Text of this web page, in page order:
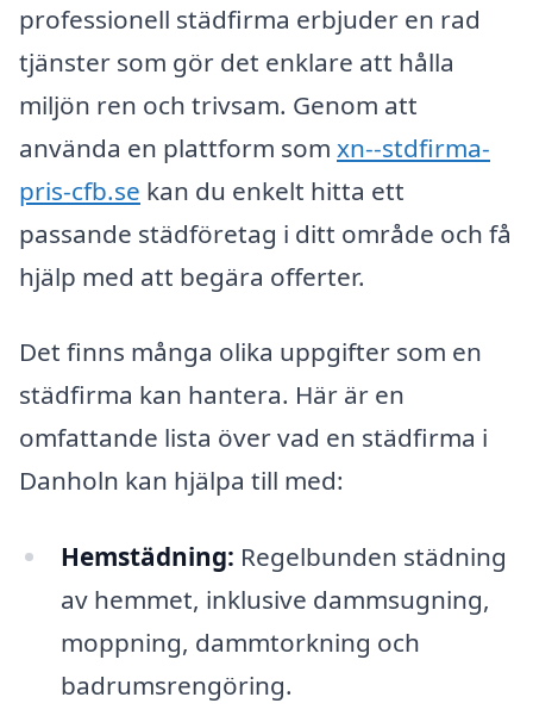
professionell städfirma erbjuder en rad
tjänster som gör det enklare att hålla
miljön ren och trivsam. Genom att
använda en plattform som xn--stdfirma-
pris-cfb.se kan du enkelt hitta ett
passande städföretag i ditt område och få
hjälp med att begära offerter.
Det finns många olika uppgifter som en
städfirma kan hantera. Här är en
omfattande lista över vad en städfirma i
Danholn kan hjälpa till med:
Hemstädning: Regelbunden städning
av hemmet, inklusive dammsugning,
moppning, dammtorkning och
badrumsrengöring.